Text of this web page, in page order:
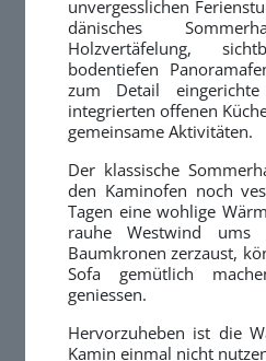
unvergesslichen
dänisches
Holzvertäfelung,
bodentiefen
zum Detail
integrierten offenen
gemeinsame Aktivitäten.
Der klassische
den Kaminofen noch
Tagen eine wohlige
rauhe Westwind
Baumkronen zerzaust,
Sofa gemütlich
geniessen.
Hervorzuheben ist die
Kamin einmal nicht